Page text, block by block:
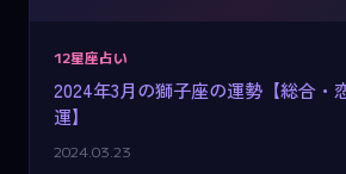
12星座占い
2024年3月の獅子座の運勢【総合・
運】
2024.03.23